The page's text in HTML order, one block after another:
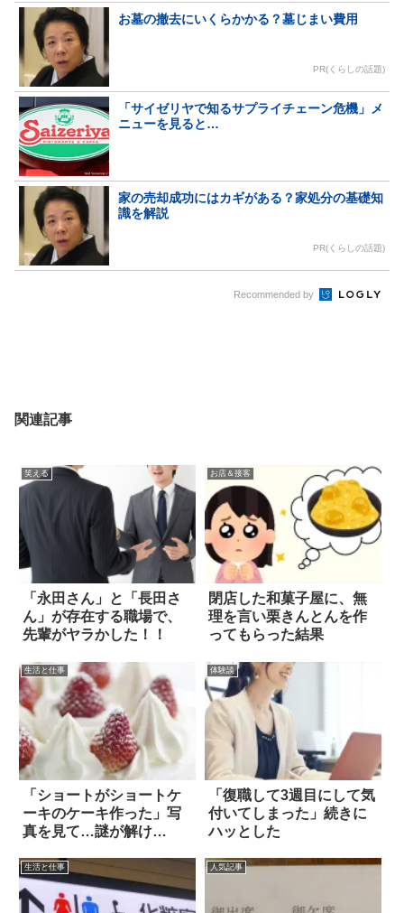
お墓の撤去にいくらかかる？墓じまい費用
PR(くらしの話題)
「サイゼリヤで知るサプライチェーン危機」メ
ニューを見ると…
家の売却成功にはカギがある？家処分の基礎知
識を解説
PR(くらしの話題)
Recommended by
関連記事
笑える
「永田さん」と「長田さ
ん」が存在する職場で、
先輩がヤラかした！！
お店＆接客
閉店した和菓子屋に、無
理を言い栗きんとんを作
ってもらった結果
生活と仕事
「ショートがショートケ
ーキのケーキ作った」写
真を見て…謎が解け
体験談
「復職して3週目にして気
付いてしまった」続きに
ハッとした
生活と仕事 人気記事